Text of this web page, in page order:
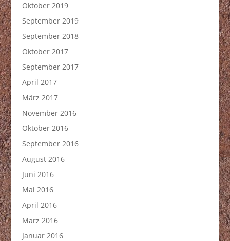
Oktober 2019
September 2019
September 2018
Oktober 2017
September 2017
April 2017
März 2017
November 2016
Oktober 2016
September 2016
August 2016
Juni 2016
Mai 2016
April 2016
März 2016
Januar 2016